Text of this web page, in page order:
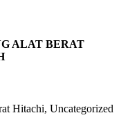
ALAT BERAT
Hitachi, Uncategorized